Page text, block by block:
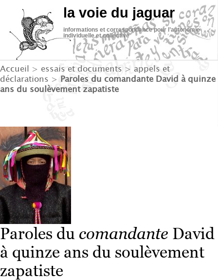
la voie du jaguar
informations et correspondance pour l’autonomie
individuelle et collective
Accueil > essais et documents > appels et
déclarations > Paroles du comandante David à quinze
ans du soulèvement zapatiste
Paroles du comandante David
à quinze ans du soulèvement
zapatiste